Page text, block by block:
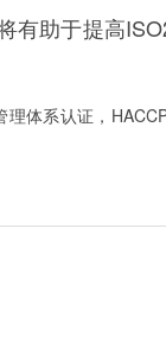
有助于提高
体系认证，